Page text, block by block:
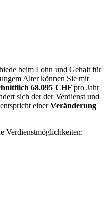
beim Lohn und Gehalt für
Alter können Sie mit
68.095 CHF pro Jahr
sich der der Verdienst und
einerVeränderung
Verdienstmöglichkeiten: